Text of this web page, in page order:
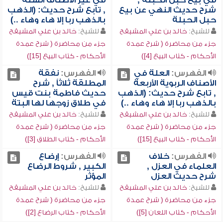
شرح حديث النهي عن بيع
حبل الحبلة
للشيخ: خالد بن علي المشيقح
جزء من محاضرة ( شرح عمدة
الأحكام - كتاب البيع [4])
, تابع شرح حديث: (الذهب
بالذهب ربا إلا هاء وهاء ..)
للشيخ: خالد بن علي المشيقح
جزء من محاضرة ( شرح عمدة
الأحكام - كتاب البيع [15])
الفهرس:العلة في
الأصناف الربوية الأربعة
, تابع شرح حديث: (الذهب
بالذهب ربا إلا هاء وهاء ..)
للشيخ: خالد بن علي المشيقح
جزء من محاضرة ( شرح عمدة
الأحكام - كتاب البيع [15])
الفهرس:نفقة
المطلقة ثلاثاً , شرح
حديث فاطمة بنت قيس
في طلاق زوجها لها البتة
للشيخ: خالد بن علي المشيقح
جزء من محاضرة ( شرح عمدة
الأحكام - كتاب الطلاق [3])
الفهرس:خلاف
العلماء في العزل ,
شرح حديث العزل
للشيخ: خالد بن علي المشيقح
جزء من محاضرة ( شرح عمدة
الأحكام - كتاب اللعان [5])
الفهرس:إرضاع
الكبير , شروط الرضاع
المؤثر
للشيخ: خالد بن علي المشيقح
جزء من محاضرة ( شرح عمدة
الأحكام - كتاب الرضاع [2])